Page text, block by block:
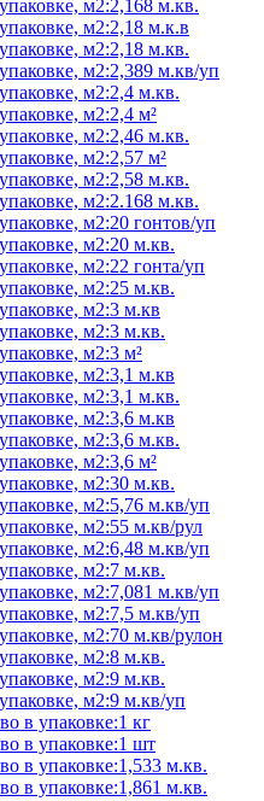
м2:2,168 м.кв.
м2:2,18 м.к.в
м2:2,18 м.кв.
м2:2,389 м.кв/уп
м2:2,4 м.кв.
м2:2,4 м²
м2:2,46 м.кв.
м2:2,57 м²
м2:2,58 м.кв.
м2:2.168 м.кв.
м2:20 гонтов/уп
м2:20 м.кв.
м2:22 гонта/уп
м2:25 м.кв.
м2:3 м.кв
м2:3 м.кв.
м2:3 м²
м2:3,1 м.кв
м2:3,1 м.кв.
м2:3,6 м.кв
м2:3,6 м.кв.
м2:3,6 м²
м2:30 м.кв.
м2:5,76 м.кв/уп
м2:55 м.кв/рул
м2:6,48 м.кв/уп
м2:7 м.кв.
м2:7,081 м.кв/уп
м2:7,5 м.кв/уп
м2:70 м.кв/рулон
м2:8 м.кв.
м2:9 м.кв.
м2:9 м.кв/уп
в упаковке:1 кг
в упаковке:1 шт
в упаковке:1,533 м.кв.
в упаковке:1,861 м.кв.